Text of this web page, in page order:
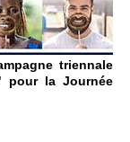
triennale
pour la Journée